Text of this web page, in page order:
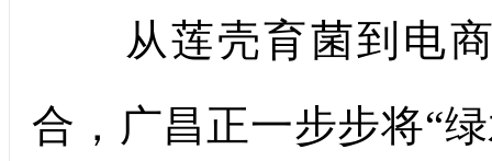
从莲壳育菌到电商
合，广昌正一步步将“